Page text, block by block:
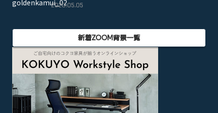
2020.05.05
新着ZOOM背景一覧